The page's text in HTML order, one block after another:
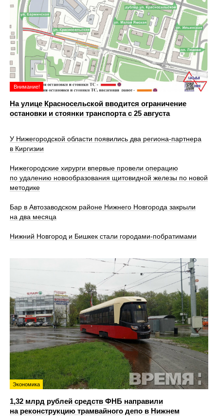
Внимание!
На улице Красносельской вводится ограничение
остановки и стоянки транспорта с 25 августа
У Нижегородской области появились два региона-партнера
в Киргизии
Нижегородские хирурги впервые провели операцию
по удалению новообразования щитовидной железы по новой
методике
Бар в Автозаводском районе Нижнего Новгорода закрыли
на два месяца
Нижний Новгород и Бишкек стали городами-побратимами
Экономика
1,32 млрд рублей средств ФНБ направили
на реконструкцию трамвайного депо в Нижнем